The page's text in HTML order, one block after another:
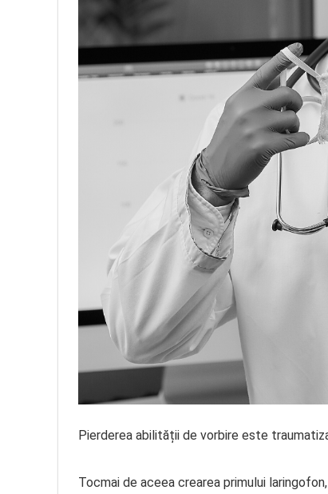
Pierderea abilității de vorbire este
Tocmai de aceea crearea primului